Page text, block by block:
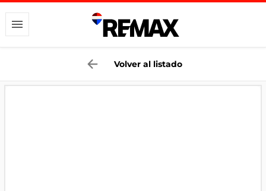
Volver al listado